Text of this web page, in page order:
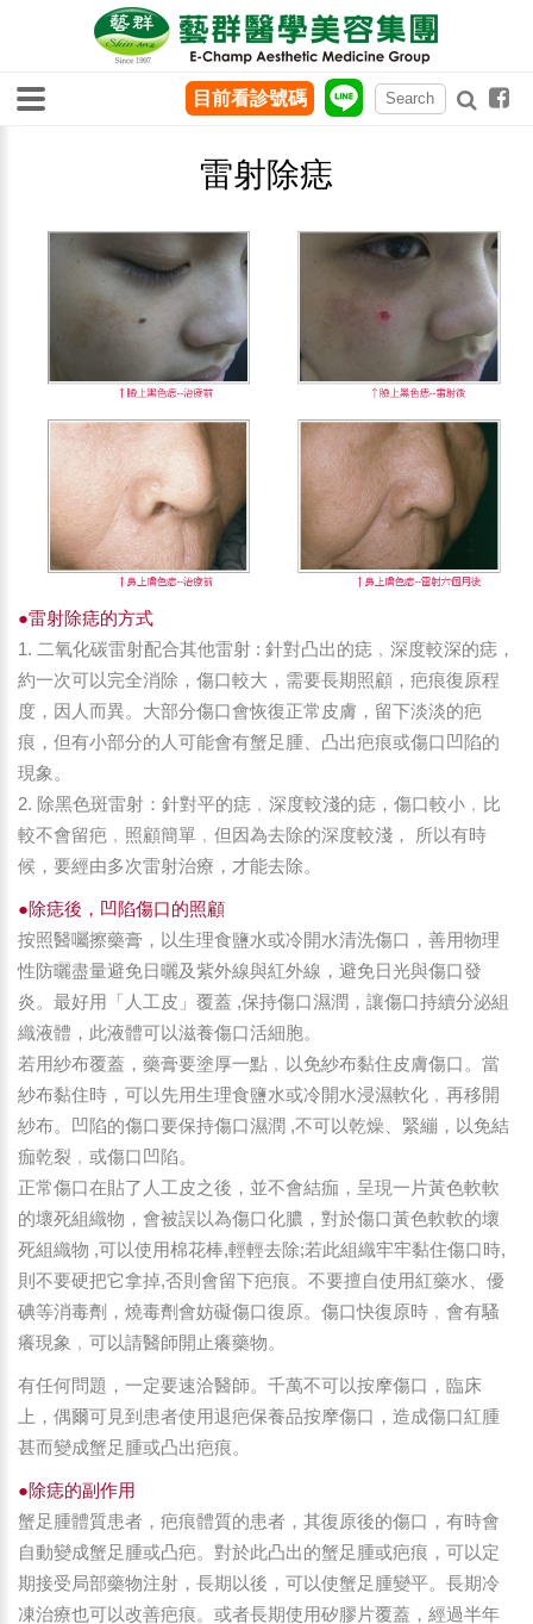
雷射除痣
●雷射除痣的方式
1. 二氧化碳雷射配合其他雷射 : 針對凸出的痣﹐深度較深的痣，
約一次可以完全消除，傷口較大，需要長期照顧，疤痕復原程
度，因人而異。大部分傷口會恢復正常皮膚，留下淡淡的疤
痕，但有小部分的人可能會有蟹足腫、凸出疤痕或傷口凹陷的
現象。
2. 除黑色斑雷射：針對平的痣﹐深度較淺的痣，傷口較小﹐比
較不會留疤﹐照顧簡單﹐但因為去除的深度較淺， 所以有時
候，要經由多次雷射治療，才能去除。
●除痣後，凹陷傷口的照顧
按照醫囑擦藥膏，以生理食鹽水或冷開水清洗傷口，善用物理
性防曬盡量避免日曬及紫外線與紅外線，避免日光與傷口發
炎。最好用「人工皮」覆蓋 ,保持傷口濕潤，讓傷口持續分泌組
織液體，此液體可以滋養傷口活細胞。
若用紗布覆蓋，藥膏要塗厚一點﹐以免紗布黏住皮膚傷口。當
紗布黏住時，可以先用生理食鹽水或冷開水浸濕軟化﹐再移開
紗布。凹陷的傷口要保持傷口濕潤 ,不可以乾燥、緊繃，以免結
痂乾裂﹐或傷口凹陷。
正常傷口在貼了人工皮之後，並不會結痂，呈現一片黃色軟軟
的壞死組織物，會被誤以為傷口化膿，對於傷口黃色軟軟的壞
死組織物 ,可以使用棉花棒,輕輕去除;若此組織牢牢黏住傷口時,
則不要硬把它拿掉,否則會留下疤痕。不要擅自使用紅藥水、優
碘等消毒劑，燒毒劑會妨礙傷口復原。傷口快復原時﹐會有騷
癢現象﹐可以請醫師開止癢藥物。
有任何問題，一定要速洽醫師。千萬不可以按摩傷口，臨床
上，偶爾可見到患者使用退疤保養品按摩傷口，造成傷口紅腫
甚而變成蟹足腫或凸出疤痕。
●除痣的副作用
蟹足腫體質患者，疤痕體質的患者，其復原後的傷口，有時會
自動變成蟹足腫或凸疤。對於此凸出的蟹足腫或疤痕，可以定
期接受局部藥物注射，長期以後，可以使蟹足腫變平。長期冷
凍治療也可以改善疤痕。或者長期使用矽膠片覆蓋，經過半年
目前看診號碼